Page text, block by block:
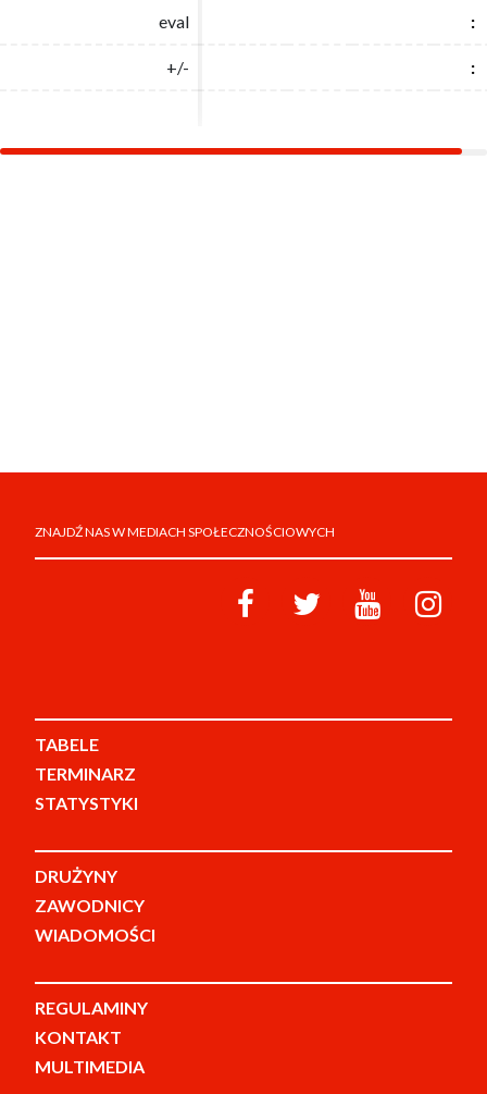
eval :
+/- :
eval :
+/- :
ZNAJDŹ NAS W MEDIACH SPOŁECZNOŚCIOWYCH
TABELE
TERMINARZ
STATYSTYKI
DRUŻYNY
ZAWODNICY
WIADOMOŚCI
REGULAMINY
KONTAKT
MULTIMEDIA